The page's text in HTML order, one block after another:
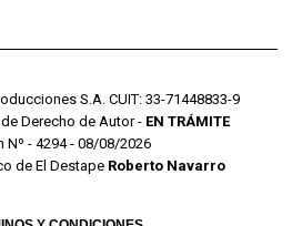
S.A. CUIT: 33-71448833-9
Derecho de Autor - EN TRÁMITE
Nº - 4294 - 08/08/2026
de El Destape Roberto Navarro